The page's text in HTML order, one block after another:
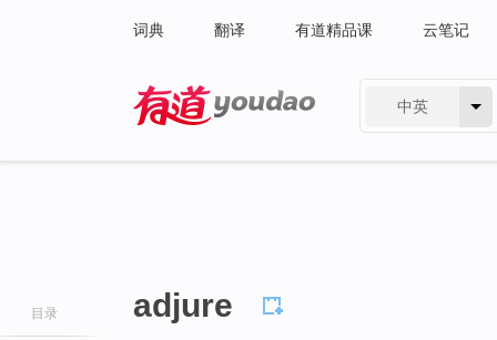
词典 翻译 有道精品课 云笔记
中英
目录 adjure